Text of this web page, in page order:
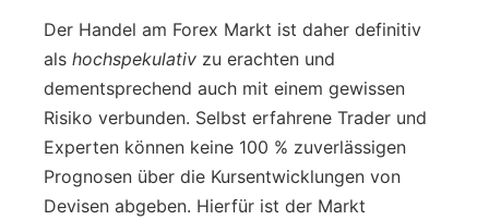
Der Handel am Forex Markt ist daher definitiv
als hochspekulativ zu erachten und
dementsprechend auch mit einem gewissen
Risiko verbunden. Selbst erfahrene Trader und
Experten können keine 100 % zuverlässigen
Prognosen über die Kursentwicklungen von
Devisen abgeben. Hierfür ist der Markt